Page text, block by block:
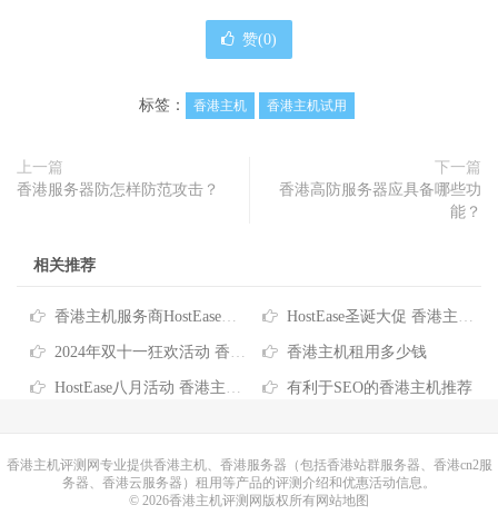
赞(0)
标签： 香港主机 香港主机试用
上一篇
香港服务器防怎样防范攻击？
下一篇
香港高防服务器应具备哪些功
能？
相关推荐
香港主机服务商HostEase推出2026年度六折优惠码 HostEase圣诞大促 香港主机六折优惠低至$3.57/月 买独服最高送256IP
2024年双十一狂欢活动 香港服务器/主机/VPS优惠信息汇总 香港主机租用多少钱
HostEase八月活动 香港主机6折优惠 VPS云主机$5.99元起 有利于SEO的香港主机推荐
香港主机评测网专业提供香港主机、香港服务器（包括香港站群服务器、香港cn2服
务器、香港云服务器）租用等产品的评测介绍和优惠活动信息。
© 2026香港主机评测网版权所有网站地图